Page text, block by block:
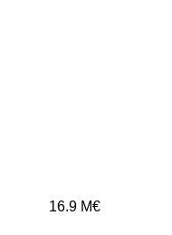
16.9 M€